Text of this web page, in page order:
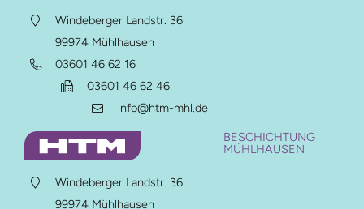
Windeberger Landstr. 36
99974 Mühlhausen
03601 46 62 16
03601 46 62 46
info@htm-mhl.de
BESCHICHTUNG
MÜHLHAUSEN
Windeberger Landstr. 36
99974 Mühlhausen
Auf dieser Seite
Weitere Ressourcen
Pulverbeschichtung
Hauptmenü